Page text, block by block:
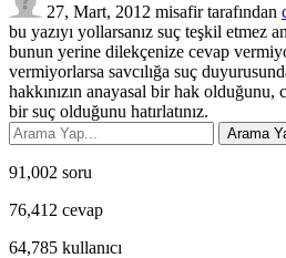
27, Mart, 2012 misafir tarafından
bu yazıyı yollarsanız suç teşkil etmez
bunun yerine dilekçenize cevap
vermiyorlarsa savcılığa suç
hakkınızın anayasal bir hak
bir suç olduğunu hatırlatınız.
91,002 soru
76,412 cevap
64,785 kullanıcı